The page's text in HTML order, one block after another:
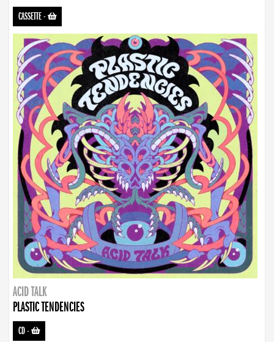
CASSETTE-
ACID TALK
PLASTIC TENDENCIES
CD-